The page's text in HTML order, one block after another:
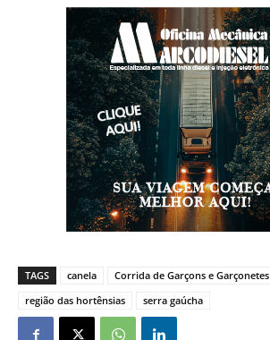
TAGS canela Corrida de Garçons e Garçonetes
região das hortênsias
serra gaúcha